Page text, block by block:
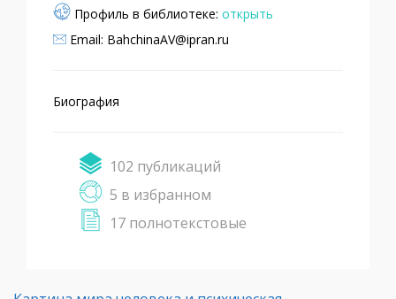
Профиль в библиотеке: открыть
Email: BahchinaAV@ipran.ru
Биография
102 публикаций
5 в избранном
17 полнотекстовые